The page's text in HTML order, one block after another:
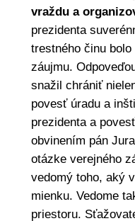
vraždu a
prezidenta
trestného činu
záujmu.
snažil chrániť
povesť úradu a
prezidenta a
obvinením pán
otázke verejného
vedomý toho, aký
mienku. Vedome
priestoru.